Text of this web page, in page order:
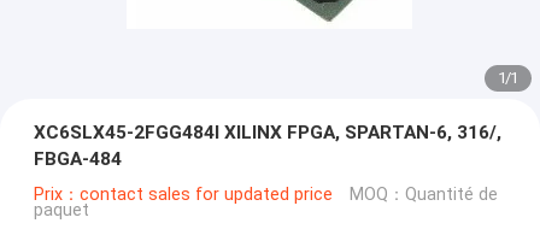
1/1
XC6SLX45-2FGG484I XILINX FPGA, SPARTAN-6, 316/,
FBGA-484
Prix：contact sales for updated price MOQ：Quantité de
paquet